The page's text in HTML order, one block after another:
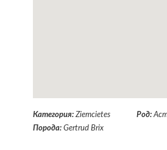
Категория: Ziemcietes Род:
Порода: Gertrud Brix